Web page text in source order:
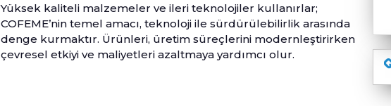
Yüksek kaliteli malzemeler ve ileri teknolojiler kullanırlar;
COFEME’nin temel amacı, teknoloji ile sürdürülebilirlik arasında
denge kurmaktır. Ürünleri, üretim süreçlerini modernleştirirken
çevresel etkiyi ve maliyetleri azaltmaya yardımcı olur.